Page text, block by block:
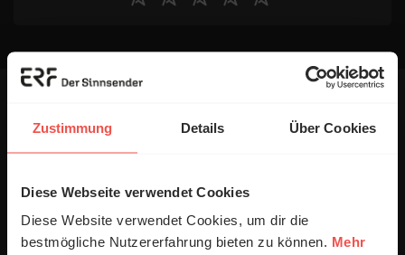
Zustimmung Details Über Cookies
Diese Webseite verwendet Cookies
Diese Website verwendet Cookies, um dir die
bestmögliche Nutzererfahrung bieten zu können. Mehr
Name: